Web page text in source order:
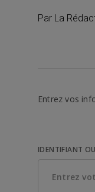
Par La
Entrez vos
IDENTIFIANT